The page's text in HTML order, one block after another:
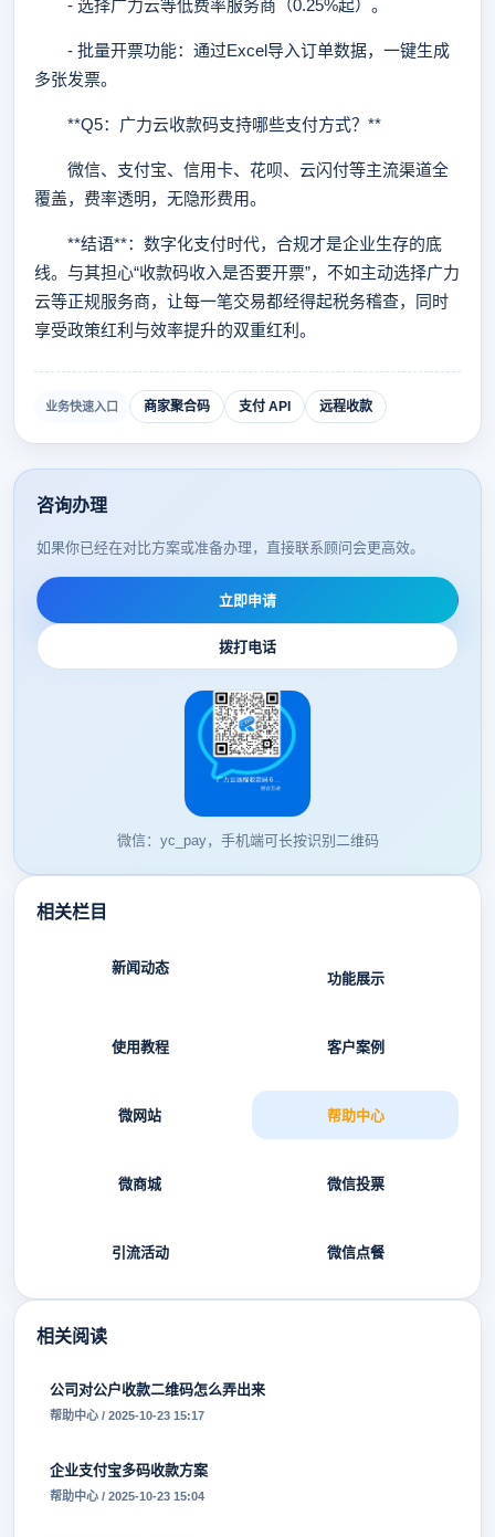
- 选择广力云等低费率服务商（0.25%起）。
- 批量开票功能：通过Excel导入订单数据，一键生成
多张发票。
**Q5：广力云收款码支持哪些支付方式？**
微信、支付宝、信用卡、花呗、云闪付等主流渠道全
覆盖，费率透明，无隐形费用。
**结语**：数字化支付时代，合规才是企业生存的底
线。与其担心“收款码收入是否要开票”，不如主动选择广力
云等正规服务商，让每一笔交易都经得起税务稽查，同时
享受政策红利与效率提升的双重红利。
业务快速入口 商家聚合码 支付 API 远程收款
咨询办理
如果你已经在对比方案或准备办理，直接联系顾问会更高效。
立即申请
拨打电话
微信：yc_pay，手机端可长按识别二维码
相关栏目
新闻动态
功能展示
使用教程 客户案例
微网站 帮助中心
微商城 微信投票
引流活动 微信点餐
相关阅读
公司对公户收款二维码怎么弄出来
帮助中心 / 2025-10-23 15:17
企业支付宝多码收款方案
帮助中心 / 2025-10-23 15:04